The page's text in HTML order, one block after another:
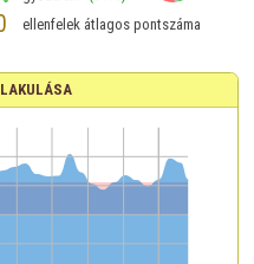
ellenfelek átlagos pontszáma